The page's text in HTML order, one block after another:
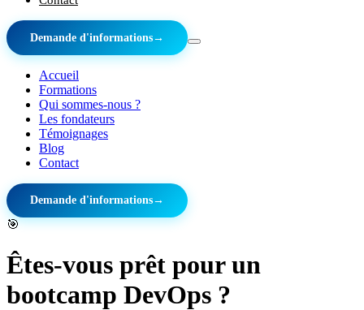
Demande d'informations→
Accueil
Formations
Qui sommes-nous ?
Les fondateurs
Témoignages
Blog
Contact
Demande d'informations→
🎯
Êtes-vous prêt pour un
bootcamp DevOps ?